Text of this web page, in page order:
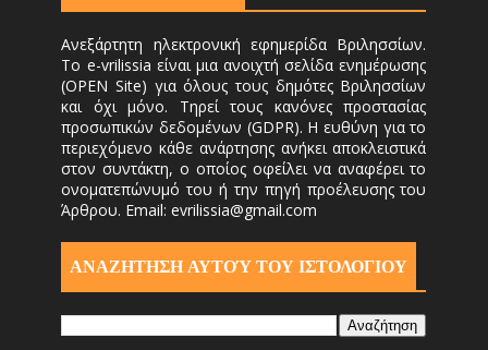
Ανεξάρτητη ηλεκτρονική εφημερίδα Βριλησσίων.
Το e-vrilissia είναι μια ανοιχτή σελίδα ενημέρωσης
(OPEN Site) για όλους τους δημότες Βριλησσίων
και όχι μόνο. Τηρεί τους κανόνες προστασίας
προσωπικών δεδομένων (GDPR). Η ευθύνη για το
περιεχόμενο κάθε ανάρτησης ανήκει αποκλειστικά
στον συντάκτη, ο οποίος οφείλει να αναφέρει το
ονοματεπώνυμό του ή την πηγή προέλευσης του
Άρθρου. Email: evrilissia@gmail.com
ΑΝΑΖΗΤΗΣΗ ΑΥΤΟΎ ΤΟΥ ΙΣΤΟΛΟΓΙΟΥ